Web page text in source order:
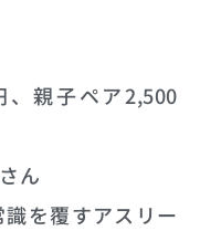
、親子ペア2,500
ん
を覆すアスリー